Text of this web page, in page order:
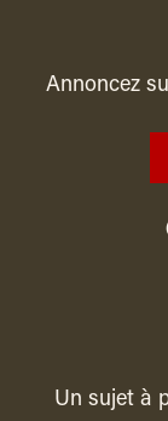
Annoncez
Un sujet à